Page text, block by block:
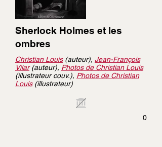
Sherlock Holmes et les
ombres
Christian Louis(auteur), Jean-François
Vilar(auteur), Photos de Christian Louis
(illustrateur couv.), Photos de Christian
Louis(illustrateur)
0